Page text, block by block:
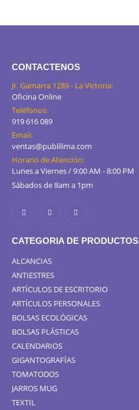
CONTACTENOS
Jr. Gamarra 1289 - La Victoria:
Oficina Online
Teléfonos:
919 616 089
Email:
ventas@publilima.com
Horario de Atención:
Lunes a Viernes / 9:00 AM - 8:00 PM
Sábados de 8am a 1pm
CATEGORIA DE PRODUCTOS
ALCANCIAS
ANTIESTRES
ARTÍCULOS DE ESCRITORIO
ARTÍCULOS PERSONALES
BOLSAS ECOLÓGICAS
BOLSAS PLÁSTICAS
CALENDARIOS
GIGANTOGRAFÍAS
TOMATODOS
JARROS MUG
TEXTIL